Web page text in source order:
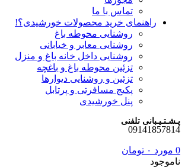
تماس با ما
راهنمای خرید محصولات خورشیدی؟!
روشنایی محوطه باغ
روشنایی معابر و خیابانی
روشنایی داخل خانه باغ و منزل
تزئین محوطه باغ و باغچه
تزئین و روشنایی دیوارها
پکیج مسافرتی و پرتابل
پنل خورشیدی
پـشـتـیـبانی تلفنی
09141857814
0 مورد ۰ تومان
ناموجود